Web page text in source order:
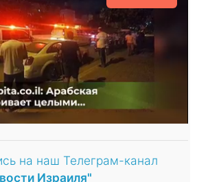
на наш Телеграм-канал
Израиля"